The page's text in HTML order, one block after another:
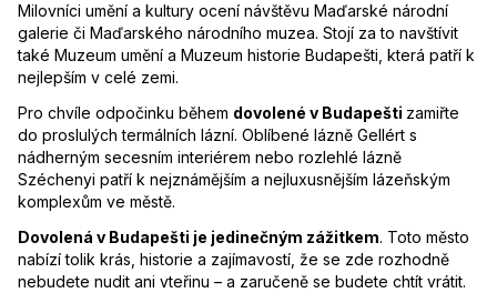
Milovníci umění a kultury ocení návštěvu Maďarské národní
galerie či Maďarského národního muzea. Stojí za to navštívit
také Muzeum umění a Muzeum historie Budapešti, která patří k
nejlepším v celé zemi.
Pro chvíle odpočinku během dovolené v Budapešti zamiřte
do proslulých termálních lázní. Oblíbené lázně Gellért s
nádherným secesním interiérem nebo rozlehlé lázně
Széchenyi patří k nejznámějším a nejluxusnějším lázeňským
komplexům ve městě.
Dovolená v Budapešti je jedinečným zážitkem. Toto město
nabízí tolik krás, historie a zajímavostí, že se zde rozhodně
nebudete nudit ani vteřinu – a zaručeně se budete chtít vrátit.